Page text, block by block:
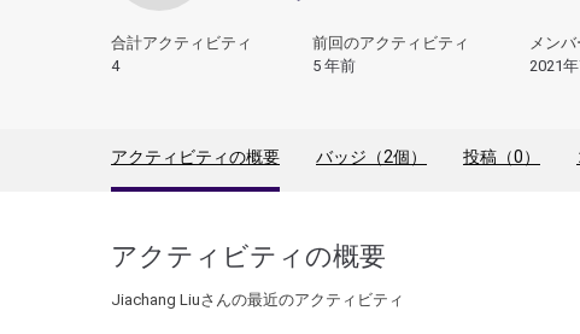
合計アクティビティ
4
前回のアクティビティ
5 年前
メン
2021
アクティビティの概要 バッジ（2個） 投稿（0）
アクティビティの概要
Jiachang Liuさんの最近のアクティビティ